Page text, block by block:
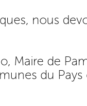
nous
Maire de
du Pays